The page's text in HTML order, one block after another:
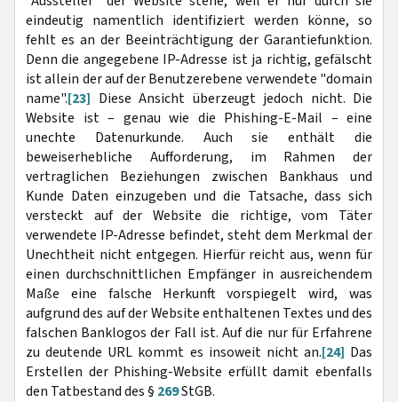
eindeutig namentlich identifiziert werden könne, so
fehlt es an der Beeinträchtigung der Garantiefunktion.
Denn die angegebene IP-Adresse ist ja richtig, gefälscht
ist allein der auf der Benutzerebene verwendete "domain
name".[23] Diese Ansicht überzeugt jedoch nicht. Die
Website ist – genau wie die Phishing-E-Mail – eine
unechte Datenurkunde. Auch sie enthält die
beweiserhebliche Aufforderung, im Rahmen der
vertraglichen Beziehungen zwischen Bankhaus und
Kunde Daten einzugeben und die Tatsache, dass sich
versteckt auf der Website die richtige, vom Täter
verwendete IP-Adresse befindet, steht dem Merkmal der
Unechtheit nicht entgegen. Hierfür reicht aus, wenn für
einen durchschnittlichen Empfänger in ausreichendem
Maße eine falsche Herkunft vorspiegelt wird, was
aufgrund des auf der Website enthaltenen Textes und des
falschen Banklogos der Fall ist. Auf die nur für Erfahrene
zu deutende URL kommt es insoweit nicht an.[24] Das
Erstellen der Phishing-Website erfüllt damit ebenfalls
den Tatbestand des § 269StGB.